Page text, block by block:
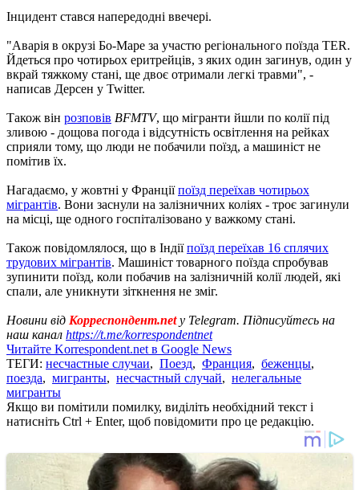
Інцидент стався напередодні ввечері.
"Аварія в окрузі Бо-Маре за участю регіонального поїзда TER.
Йдеться про чотирьох еритрейців, з яких один загинув, один у
вкрай тяжкому стані, ще двоє отримали легкі травми", -
написав Дерсен у Twitter.
Також він розповів BFMTV, що мігранти йшли по колії під
зливою - дощова погода і відсутність освітлення на рейках
сприяли тому, що люди не побачили поїзд, а машиніст не
помітив їх.
Нагадаємо, у жовтні у Франціїпоїзд переїхав чотирьох
мігрантів. Вони заснули на залізничних коліях - троє загинули
на місці, ще одного госпіталізовано у важкому стані.
Також повідомлялося, що в Індіїпоїзд переїхав 16 сплячих
трудових мігрантів. Машиніст товарного поїзда спробував
зупинити поїзд, коли побачив на залізничній колії людей, які
спали, але уникнути зіткнення не зміг.
Новини від Корреспондент.netу Telegram. Підписуйтесь на
наш канал https://t.me/korrespondentnet
Читайте Korrespondent.net в Google News
ТЕГИ: несчастные случаи, Поезд, Франция, беженцы,
поезда, мигранты, несчастный случай, нелегальные
мигранты
Якщо ви помітили помилку, виділіть необхідний текст і
натисніть Ctrl + Enter, щоб повідомити про це редакцію.